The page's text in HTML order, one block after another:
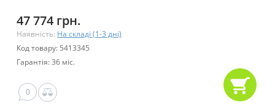
47 774 грн.
Наявність: На складі (1-3 дні)
Код товару: 5413345
Гарантія: 36 міс.
0